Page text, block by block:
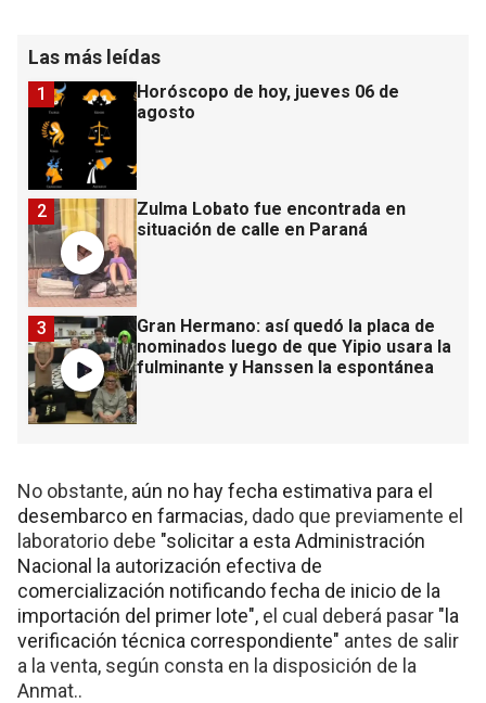
Las más leídas
Horóscopo de hoy, jueves 06 de
agosto
1
Zulma Lobato fue encontrada en
situación de calle en Paraná
2
Gran Hermano: así quedó la placa de
nominados luego de que Yipio usara la
fulminante y Hanssen la espontánea
3
No obstante, aún no hay fecha estimativa para el
desembarco en farmacias, dado que previamente el
laboratorio debe "solicitar a esta Administración
Nacional la autorización efectiva de
comercialización notificando fecha de inicio de la
importación del primer lote", el cual deberá pasar "la
verificación técnica correspondiente" antes de salir
a la venta, según consta en la disposición de la
Anmat..